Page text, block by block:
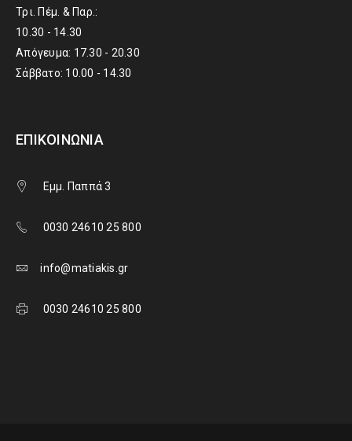
Τρι. Πέμ. & Παρ.:
10.30 - 14.30
Απόγευμα: 17.30 - 20.30
Σάββατο: 10.00 - 14.30
ΕΠΙΚΟΙΝΩΝΊΑ
Εμμ. Παππά 3
0030 24610 25 800
info@matiakis.gr
0030 24610 25 800